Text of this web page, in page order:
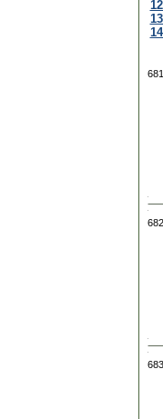
681.
682.
683.